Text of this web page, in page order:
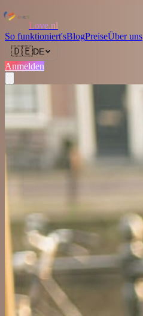
Love.nl
So funktioniert'sBlogPreiseÜber uns
🇩🇪DE
Anmelden